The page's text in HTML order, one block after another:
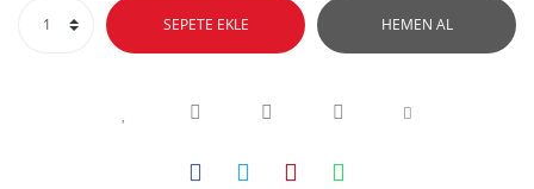
SEPETE EKLE HEMEN AL